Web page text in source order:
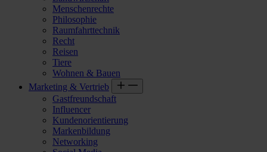
Menschenrechte
Philosophie
Raumfahrttechnik
Recht
Reisen
Tiere
Wohnen & Bauen
Marketing & Vertrieb
Gastfreundschaft
Influencer
Kundenorientierung
Markenbildung
Networking